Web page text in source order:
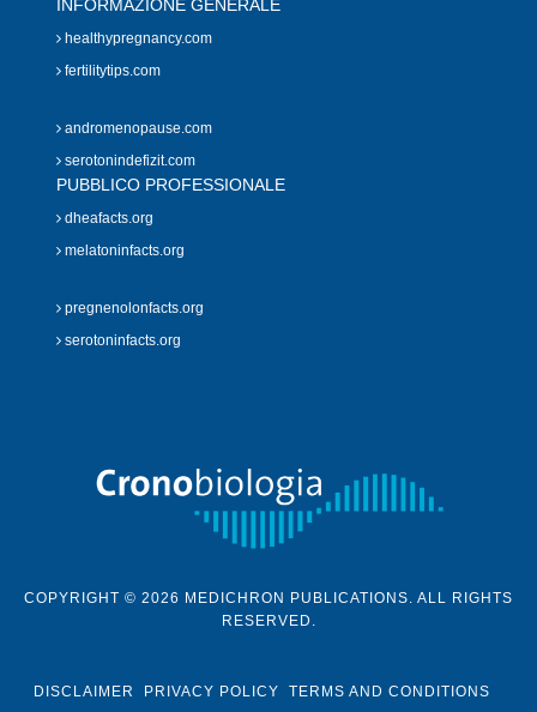
INFORMAZIONE GENERALE
healthypregnancy.com
fertilitytips.com
andromenopause.com
serotonindefizit.com
PUBBLICO PROFESSIONALE
dheafacts.org
melatoninfacts.org
pregnenolonfacts.org
serotoninfacts.org
COPYRIGHT © 2026 MEDICHRON PUBLICATIONS. ALL RIGHTS
RESERVED.
DISCLAIMER PRIVACY POLICY TERMS AND CONDITIONS